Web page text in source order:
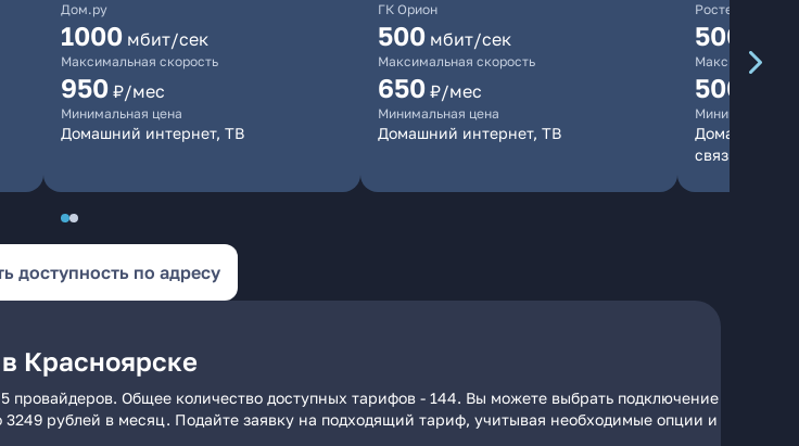
Дом.ру
1000 мбит/сек
Максимальная скорость
950 ₽/мес
Минимальная цена
Домашний интернет, ТВ
ГК Орион
500 мбит/сек
Максимальная скорость
650 ₽/мес
Минимальная цена
Домашний интернет, ТВ
Ростелеком
500
Максимальная
500
Минимальная
Домашний
связь
доступность по адресу
Красноярске
Общее количество доступных тарифов - 144. Вы можете выбрать подключение
рублей в месяц. Подайте заявку на подходящий тариф, учитывая необходимые опции и